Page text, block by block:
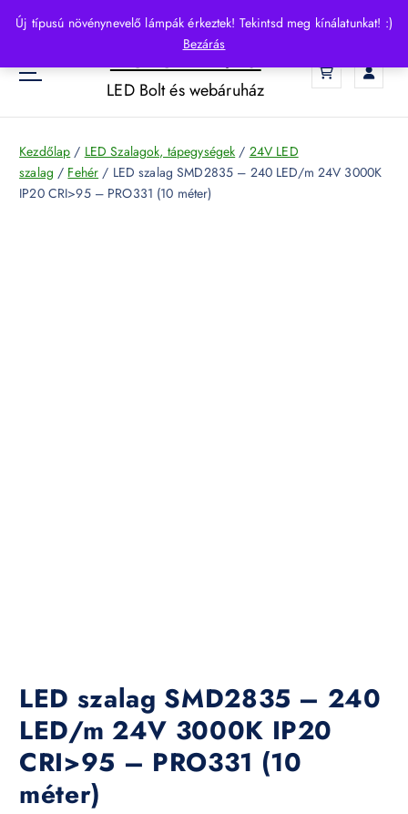
Új típusú növénynevelő lámpák érkeztek! Tekintsd meg kínálatunkat! :)
Bezárás
p
o
HelloLED.hu
LED Bolt és webáruház
Kezdőlap / LED Szalagok, tápegységek / 24V LED
szalag / Fehér / LED szalag SMD2835 – 240 LED/m 24V 3000K
IP20 CRI>95 – PRO331 (10 méter)
LED szalag SMD2835 – 240
LED/m 24V 3000K IP20
CRI>95 – PRO331 (10
méter)